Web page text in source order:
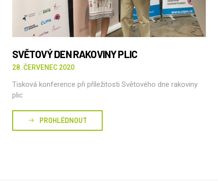
SVĚTOVÝ DEN RAKOVINY PLIC
28. ČERVENEC 2020
Tisková konference při příležitosti Světového dne rakoviny
plic
PROHLÉDNOUT